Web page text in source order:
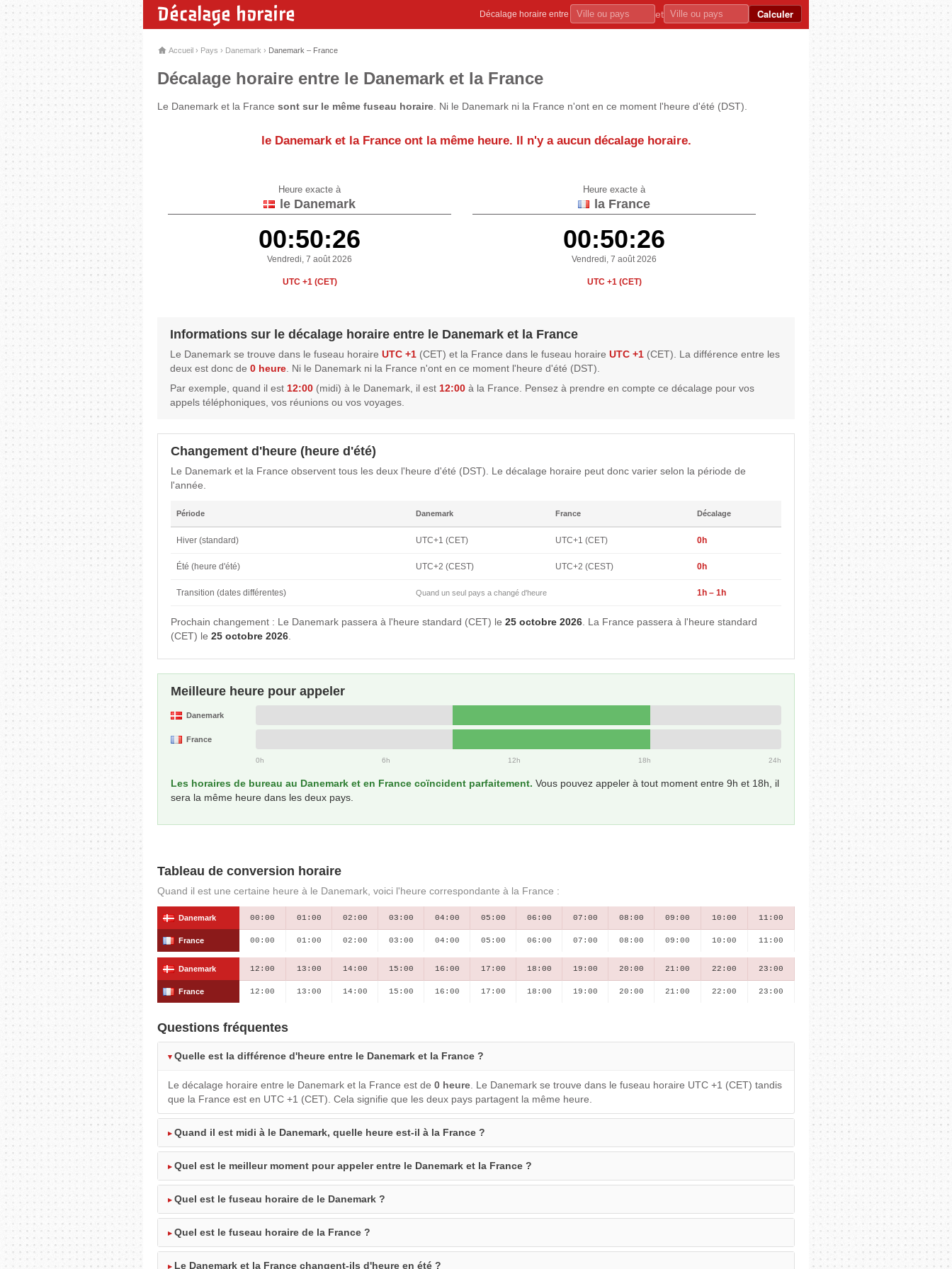
Décalage horaire Décalage horaire entre et Calculer
Accueil › Pays › Danemark › Danemark – France
Décalage horaire entre le Danemark et la France
Le Danemark et la France sont sur le même fuseau horaire . Ni le Danemark ni la France n'ont en ce moment l'heure d'été (DST).
le Danemark et la France ont la même heure. Il n'y a aucun décalage horaire.
Heure exacte à
le Danemark
00:50:26
Vendredi, 7 août 2026
UTC +1 (CET)
Heure exacte à
la France
00:50:26
Vendredi, 7 août 2026
UTC +1 (CET)
Informations sur le décalage horaire entre le Danemark et la France
Le Danemark se trouve dans le fuseau horaire UTC +1 (CET) et la France dans le fuseau horaire UTC +1 (CET). La différence entre les
deux est donc de 0 heure . Ni le Danemark ni la France n'ont en ce moment l'heure d'été (DST).
Par exemple, quand il est 12:00 (midi) à le Danemark, il est 12:00 à la France. Pensez à prendre en compte ce décalage pour vos
appels téléphoniques, vos réunions ou vos voyages.
Changement d'heure (heure d'été)
Le Danemark et la France observent tous les deux l'heure d'été (DST). Le décalage horaire peut donc varier selon la période de
l'année.
Période Danemark France Décalage
Hiver (standard) UTC+1 (CET) UTC+1 (CET) 0h
Été (heure d'été) UTC+2 (CEST) UTC+2 (CEST) 0h
Transition (dates différentes) Quand un seul pays a changé d'heure 1h – 1h
Prochain changement : Le Danemark passera à l'heure standard (CET) le 25 octobre 2026 . La France passera à l'heure standard
(CET) le 25 octobre 2026
Meilleure heure pour appeler
Danemark
France
0h 6h 12h 18h 24h
Les horaires de bureau au Danemark et en France coïncident parfaitement. Vous pouvez appeler à tout moment entre 9h et 18h, il
sera la même heure dans les deux pays.
Tableau de conversion horaire
Quand il est une certaine heure à le Danemark, voici l'heure correspondante à la France :
Danemark 00:00 01:00 02:00 03:00 04:00 05:00 06:00 07:00 08:00 09:00 10:00 11:00
France 00:00 01:00 02:00 03:00 04:00 05:00 06:00 07:00 08:00 09:00 10:00 11:00
Danemark 12:00 13:00 14:00 15:00 16:00 17:00 18:00 19:00 20:00 21:00 22:00 23:00
France 12:00 13:00 14:00 15:00 16:00 17:00 18:00 19:00 20:00 21:00 22:00 23:00
Questions fréquentes
Quelle est la différence d'heure entre le Danemark et la France ?
Le décalage horaire entre le Danemark et la France est de 0 heure . Le Danemark se trouve dans le fuseau horaire UTC +1 (CET) tandis
que la France est en UTC +1 (CET). Cela signifie que les deux pays partagent la même heure.
Quand il est midi à le Danemark, quelle heure est-il à la France ?
Quel est le meilleur moment pour appeler entre le Danemark et la France ?
Quel est le fuseau horaire de le Danemark ?
Quel est le fuseau horaire de la France ?
Le Danemark et la France changent-ils d'heure en été ?